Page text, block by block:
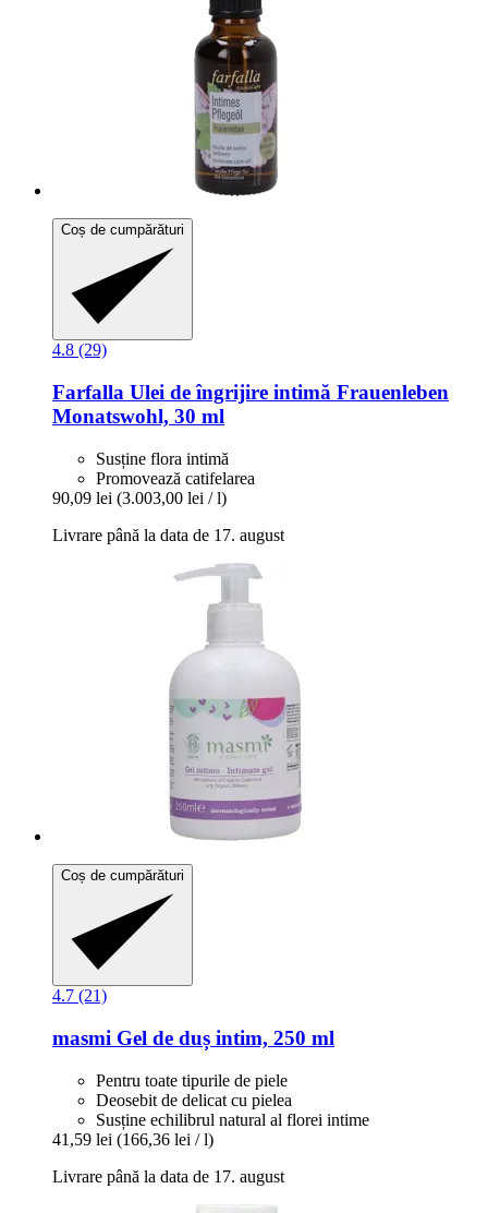
Coș de cumpărături
4.8 (29)
Farfalla Ulei de îngrijire intimă Frauenleben
Monatswohl, 30 ml
Susține flora intimă
Promovează catifelarea
90,09 lei (3.003,00 lei / l)
Livrare până la data de 17. august
Coș de cumpărături
4.7 (21)
masmi Gel de duș intim, 250 ml
Pentru toate tipurile de piele
Deosebit de delicat cu pielea
Susține echilibrul natural al florei intime
41,59 lei (166,36 lei / l)
Livrare până la data de 17. august